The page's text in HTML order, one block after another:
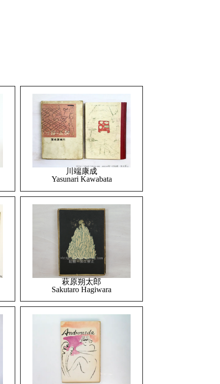
川端康成
Yasunari Kawabata
萩原朔太郎
Sakutaro Hagiwara